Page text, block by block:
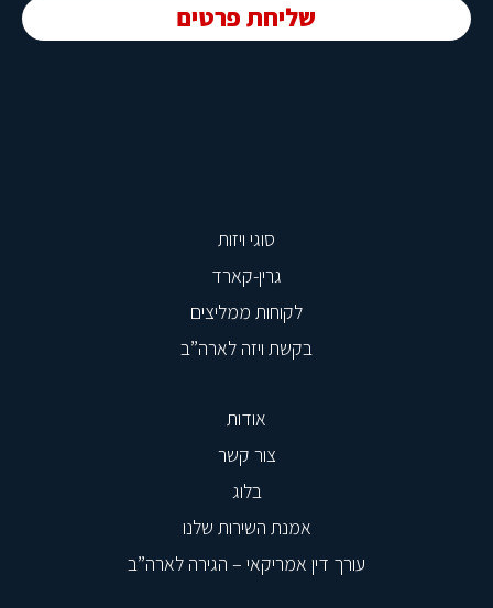
שליחת פרטים
סוגי ויזות
גרין-קארד
לקוחות ממליצים
בקשת ויזה לארה”ב
אודות
צור קשר
בלוג
אמנת השירות שלנו
עורך דין אמריקאי – הגירה לארה”ב